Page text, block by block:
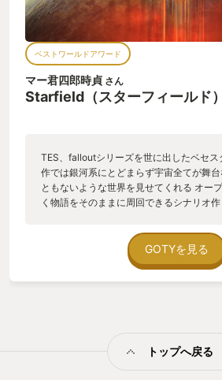
ベストワールドアワード
マー君四郎時貞 さん
Starfield（スターフィールド）
TES、falloutシリーズを世に出したベセス
作では銀河系にとどまらず宇宙全てが舞
ともないような世界を見せてくれる オー
く物語をそのままに周回できるシナリオ
GOTYを見る
トップへ戻る